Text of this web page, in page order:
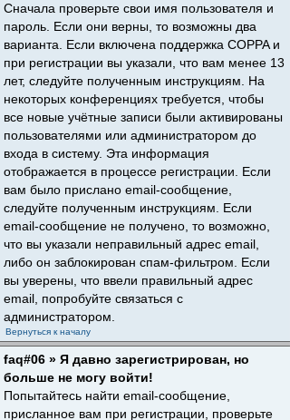
Сначала проверьте свои имя пользователя и
пароль. Если они верны, то возможны два
варианта. Если включена поддержка COPPA и
при регистрации вы указали, что вам менее 13
лет, следуйте полученным инструкциям. На
некоторых конференциях требуется, чтобы
все новые учётные записи были активированы
пользователями или администратором до
входа в систему. Эта информация
отображается в процессе регистрации. Если
вам было прислано email-сообщение,
следуйте полученным инструкциям. Если
email-сообщение не получено, то возможно,
что вы указали неправильный адрес email,
либо он заблокирован спам-фильтром. Если
вы уверены, что ввели правильный адрес
email, попробуйте связаться с
администратором.
Вернуться к началу
faq#06 » Я давно зарегистрирован, но
больше не могу войти!
Попытайтесь найти email-сообщение,
присланное вам при регистрации, проверьте